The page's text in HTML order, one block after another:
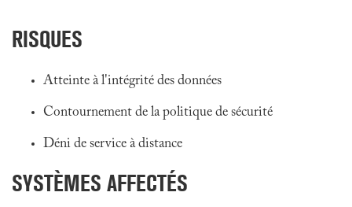
RISQUES
Atteinte à l'intégrité des données
Contournement de la politique de sécurité
Déni de service à distance
SYSTÈMES AFFECTÉS